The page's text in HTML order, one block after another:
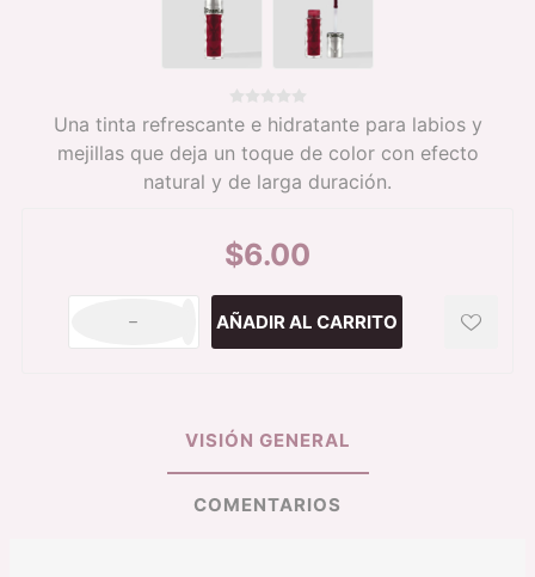
Una tinta refrescante e hidratante para labios y
mejillas que deja un toque de color con efecto
natural y de larga duración.
$6.00
h
VISIÓN GENERAL
COMENTARIOS